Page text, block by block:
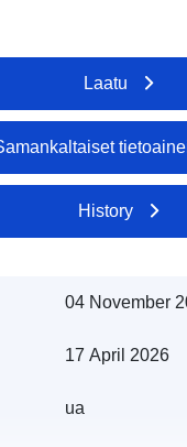
Laatu
History
04 November
17 April 2026
ua